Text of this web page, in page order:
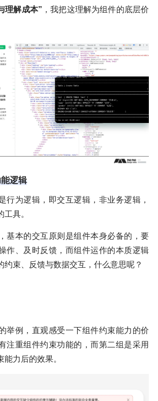
理解成本” ，我把这理解为组件的底层价
逻辑
行为逻辑，即交互逻辑，非业务逻辑，
具。
基本的交互原则是组件本身必备的，要
作、及时反馈，而组件运作的本质逻辑
约束、反馈与数据交互，什么意思呢？
举例，直观感受一下组件约束能力的价
注重组件约束功能的，而第二组是采用
力后的效果。